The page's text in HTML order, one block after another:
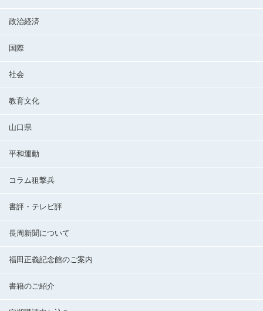
政治経済
国際
社会
教育文化
山口県
平和運動
コラム狙撃兵
書評・テレビ評
長周新聞について
福田正義記念館のご案内
書籍のご紹介